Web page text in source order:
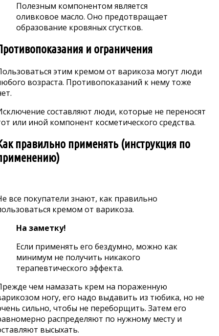
Полезным компонентом является
оливковое масло. Оно предотвращает
образование кровяных сгустков.
и ограничения
этим кремом от варикоза могут люди
возраста. Противопоказаний к нему тоже
составляют люди, которые не переносят
или иной компонент косметического средства.
правильно применять (инструкция по
все покупатели знают, как правильно
кремом от варикоза.
На заметку!
Если применять его бездумно, можно как
минимум не получить никакого
терапевтического эффекта.
чем намазать крем на пораженную
ногу, его надо выдавить из тюбика, но не
сильно, чтобы не переборщить. Затем его
распределяют по нужному месту и
высыхать.